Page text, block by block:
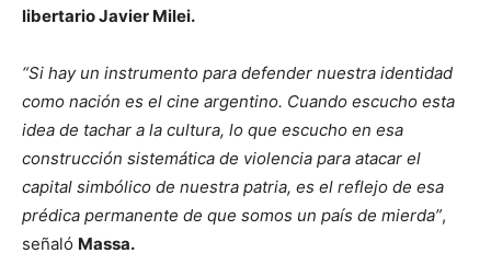
libertario Javier Milei.
“Si hay un instrumento para defender nuestra identidad
como nación es el cine argentino. Cuando escucho esta
idea de tachar a la cultura, lo que escucho en esa
construcción sistemática de violencia para atacar el
capital simbólico de nuestra patria, es el reflejo de esa
prédica permanente de que somos un país de mierda”,
señaló Massa.